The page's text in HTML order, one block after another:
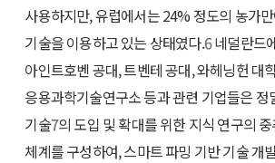
사용하지만, 유럽에서는 24% 정도의 농가
기술을 이용하고 있는 상태였다.6네덜란드
아인트호벤 공대, 트벤테 공대, 와헤닝헌 대
응용과학기술연구소 등과 관련 기업들은 정
기술7의 도입 및 확대를 위한 지식 연구의
체계를 구성하여, 스마트 파밍 기반 기술 개